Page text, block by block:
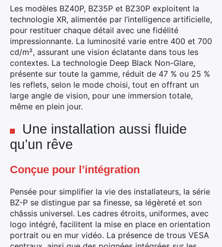
Les modèles BZ40P, BZ35P et BZ30P exploitent la
technologie XR, alimentée par l’intelligence artificielle,
pour restituer chaque détail avec une fidélité
impressionnante. La luminosité varie entre 400 et 700
cd/m², assurant une vision éclatante dans tous les
contextes. La technologie Deep Black Non-Glare,
présente sur toute la gamme, réduit de 47 % ou 25 %
les reflets, selon le mode choisi, tout en offrant un
large angle de vision, pour une immersion totale,
même en plein jour.
Une installation aussi fluide
qu’un rêve
Conçue pour l’intégration
Pensée pour simplifier la vie des installateurs, la série
BZ-P se distingue par sa finesse, sa légèreté et son
châssis universel. Les cadres étroits, uniformes, avec
logo intégré, facilitent la mise en place en orientation
portrait ou en mur vidéo. La présence de trous VESA